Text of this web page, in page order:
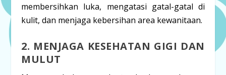
membersihkan luka, mengatasi gatal-gatal di
kulit, dan menjaga kebersihan area kewanitaan.
2. MENJAGA KESEHATAN GIGI DAN
MULUT